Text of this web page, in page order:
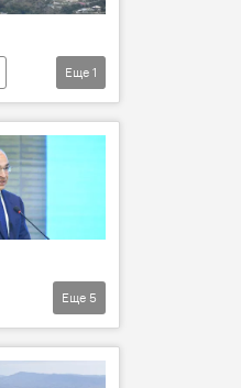
Еще 1
Еще 5